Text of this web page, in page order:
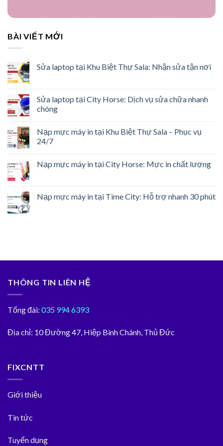
BÀI VIẾT MỚI
Sửa laptop tại Khu Biệt Thự Sala: Nhận sửa tận nơi
Sửa laptop tại City Horse: Dịch vụ sửa chữa nhanh
chóng
Nạp mực máy in tại Khu Biệt Thự Sala – Phục vụ
24/7
Nạp mực máy in tại City Horse: Mực in chất lượng
Nạp mực máy in tại Time City: Hỗ trợ nhanh 30 phút
THÔNG TIN LIÊN HỆ
Tổng đài: 035 994 6393
Địa chỉ: 10 Đường 47, Hiệp Bình Chánh, Thủ Đức
FIXCNTT
Giới thiệu
Tin tức
Tuyển dụng